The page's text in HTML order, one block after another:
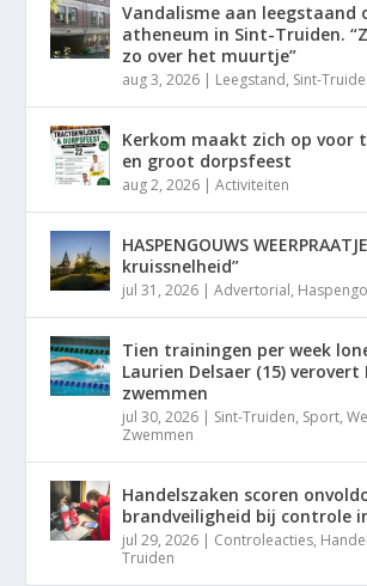
Vandalisme aan leegstaand
atheneum in Sint-Truiden.
zo over het muurtje”
aug 3, 2026 | Leegstand, Sint-
Kerkom maakt zich op voor
en groot dorpsfeest
aug 2, 2026 |Activiteiten
HASPENGOUWS
kruissnelheid”
jul 31, 2026 |Advertorial,
Tien trainingen per week
Laurien Delsaer (15)
zwemmen
jul 30, 2026 | Sint-Truiden, Sport,
Zwemmen
Handelszaken scoren
brandveiligheid bij controle
jul 29, 2026 | Controleacties,
Truiden